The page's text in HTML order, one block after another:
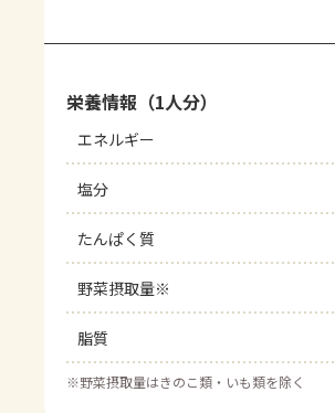
栄養情報（1人分）
エネルギー
塩分
たんぱく質
野菜摂取量※
脂質
※野菜摂取量はきのこ類・いも類を除く